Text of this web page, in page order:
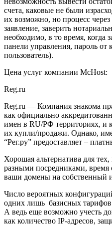
счета, каковые не были
их возможно, но процесс
заявление, заверить
необходимо, в то время, когда
панели управления, пароль от
пользователь).
Цена услуг компании McHost:
Reg.ru
Reg.ru — Компания знакома
как официально
имен в RU/РФ территориях, и
их купли/продажи. Однако,
“Рег.ру” предоставляет –
Хорошая альтернатива для тех,
разными посредниками,
ваши домены на собственный
Число вероятных
одних лишь базисных
А ведь еще возможно учесть
как количество IP-адресов,